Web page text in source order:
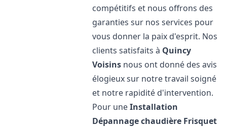
compétitifs et nous offrons des
garanties sur nos services pour
vous donner la paix d'esprit. Nos
clients satisfaits à Quincy
Voisins nous ont donné des avis
élogieux sur notre travail soigné
et notre rapidité d'intervention.
Pour uneInstallation
Dépannage chaudière Frisquet